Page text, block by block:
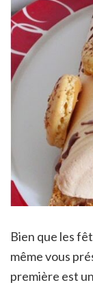
Bien que les
même vous
première est